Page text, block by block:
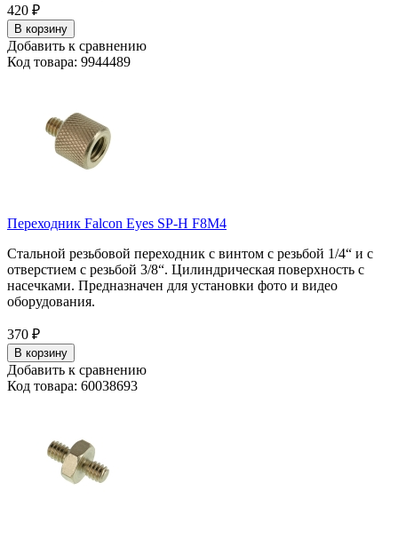
420 ₽
В корзину
Добавить к сравнению
Код товара: 9944489
Переходник Falcon Eyes SP-H F8M4
Стальной резьбовой переходник с винтом с резьбой 1/4“ и с
отверстием с резьбой 3/8“. Цилиндрическая поверхность с
насечками. Предназначен для установки фото и видео
оборудования.
370 ₽
В корзину
Добавить к сравнению
Код товара: 60038693